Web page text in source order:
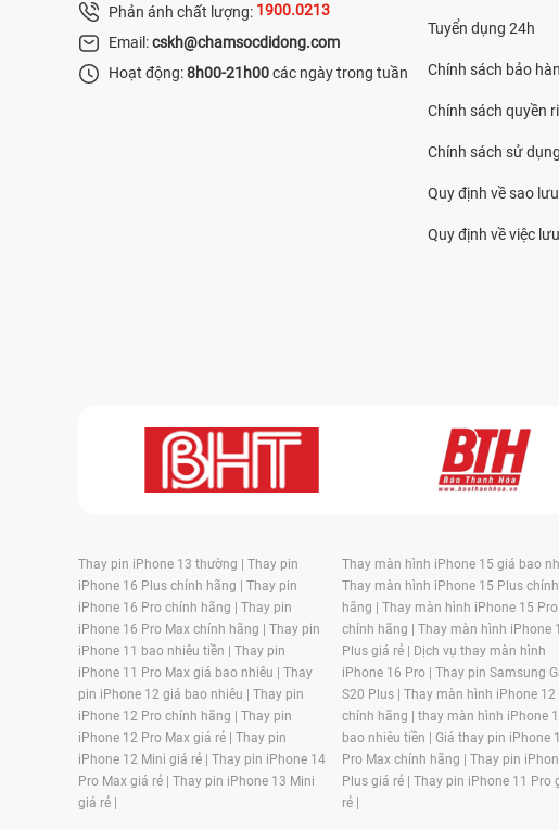
Phản ánh chất lượng: 1900.0213
Email:cskh@chamsocdidong.com
Hoạt động:8h00-21h00các ngày trong tuần
Tuyển dụng 24h
Chính sách bảo
Chính sách quyền
Chính sách sử dụng
Quy định về sao
Quy định về việc
Thay pin iPhone 13 thường | Thay pin
iPhone 16 Plus chính hãng | Thay pin
iPhone 16 Pro chính hãng | Thay pin
iPhone 16 Pro Max chính hãng | Thay pin
iPhone 11 bao nhiêu tiền | Thay pin
iPhone 11 Pro Max giá bao nhiêu | Thay
pin iPhone 12 giá bao nhiêu | Thay pin
iPhone 12 Pro chính hãng | Thay pin
iPhone 12 Pro Max giá rẻ | Thay pin
iPhone 12 Mini giá rẻ | Thay pin iPhone 14
Pro Max giá rẻ | Thay pin iPhone 13 Mini
giá rẻ |
Thay màn hình iPhone 15 giá bao
Thay màn hình iPhone 15 Plus chính
hãng | Thay màn hình iPhone 15 Pro
chính hãng | Thay màn hình iPhone
Plus giá rẻ |
Dịch vụ thay màn hình
iPhone 16 Pro | Thay pin Samsung
S20 Plus | Thay màn hình iPhone 12
chính hãng | thay màn hình iPhone
bao nhiêu tiền | Giá thay pin iPhone
Pro Max chính hãng | Thay pin
Plus giá rẻ | Thay pin iPhone 11 Pro
rẻ |